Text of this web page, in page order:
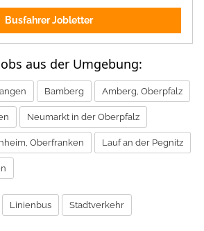
Busfahrer Jobletter
aus der Umgebung:
Bamberg Amberg, Oberpfalz
Neumarkt in der Oberpfalz
Oberfranken Lauf an der Pegnitz
Linienbus Stadtverkehr